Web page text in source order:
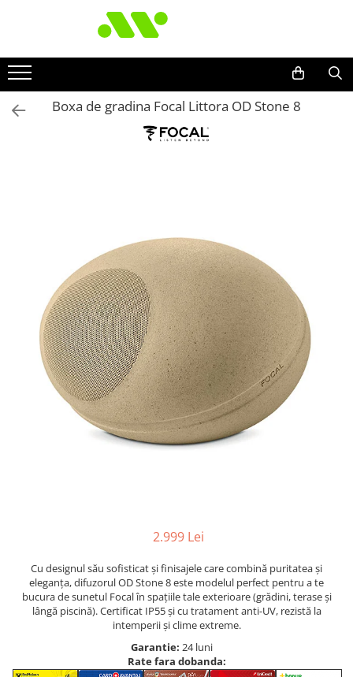
Boxa de gradina Focal Littora OD Stone 8
2.999 Lei
Cu designul său sofisticat și finisajele care combină puritatea și
eleganța, difuzorul OD Stone 8 este modelul perfect pentru a te
bucura de sunetul Focal în spațiile tale exterioare (grădini, terase și
lângă piscină). Certificat IP55 și cu tratament anti-UV, rezistă la
intemperii și clime extreme.
Garantie: 24 luni
Rate fara dobanda: